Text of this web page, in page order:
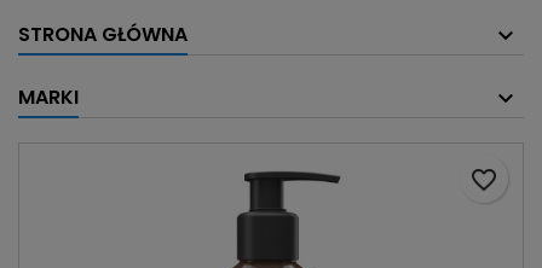
STRONA GŁÓWNA
MARKI
favorite_border